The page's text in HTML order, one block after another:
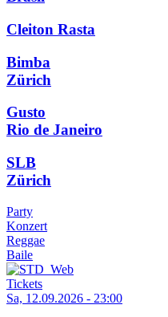
Cleiton Rasta
Bimba
Zürich
Gusto
Rio de Janeiro
SLB
Zürich
Party
Konzert
Reggae
Baile
Tickets
Sa, 12.09.2026 - 23:00